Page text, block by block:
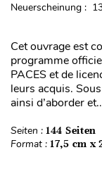
Neuerscheinung :
Cet ouvrage est
programme
PACES et de
leurs acquis.
ainsi d’aborder
Seiten : 144 Seiten
Format : 17,5 cm x